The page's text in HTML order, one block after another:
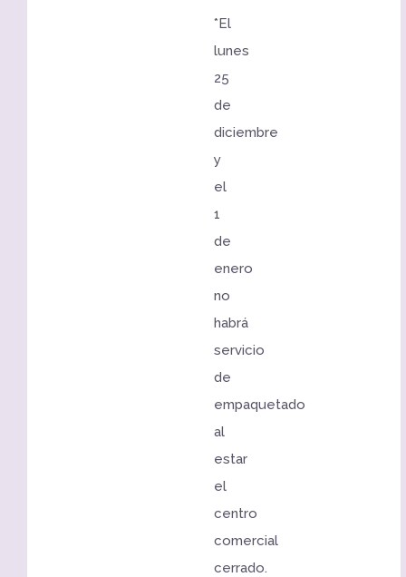
*El
lunes
25
de
diciembre
y
el
1
de
enero
no
habrá
servicio
de
empaquetado
al
estar
el
centro
comercial
cerrado.